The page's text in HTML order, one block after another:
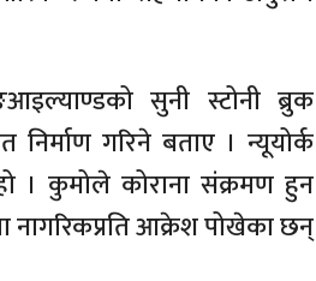
सुनी स्टोनी ब्रुक
निर्माण गरिने बताए । न्यूयोर्क
। कुमोले कोराना संक्रमण हुन
नागरिकप्रति आक्रेश पोखेका छन्